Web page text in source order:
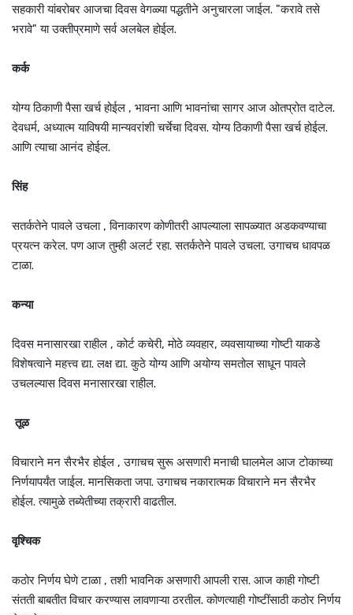
सहकारी यांबरोबर आजचा दिवस वेगळ्या पद्धतीने अनुचारला जाईल. "करावे तसे
भरावे" या उक्तीप्रमाणे सर्व अलबेल होईल.
कर्क
योग्य ठिकाणी पैसा खर्च होईल , भावना आणि भावनांचा सागर आज ओतप्रोत दाटेल.
देवधर्म, अध्यात्म याविषयी मान्यवरांशी चर्चेचा दिवस. योग्य ठिकाणी पैसा खर्च होईल.
आणि त्याचा आनंद होईल.
सिंह
सतर्कतेने पावले उचला , विनाकारण कोणीतरी आपल्याला सापळ्यात अडकवण्याचा
प्रयत्न करेल. पण आज तुम्ही अलर्ट रहा. सतर्कतेने पावले उचला. उगाचच धावपळ
टाळा.
कन्या
दिवस मनासारखा राहील , कोर्ट कचेरी, मोठे व्यवहार, व्यवसायाच्या गोष्टी याकडे
विशेषत्वाने महत्त्व द्या. लक्ष द्या. कुठे योग्य आणि अयोग्य समतोल साधून पावले
उचलल्यास दिवस मनासारखा राहील.
तूळ
विचाराने मन सैरभैर होईल , उगाचच सुरू असणारी मनाची घालमेल आज टोकाच्या
निर्णयापर्यंत जाईल. मानसिकता जपा. उगाचच नकारात्मक विचाराने मन सैरभैर
होईल. त्यामुळे तब्येतीच्या तक्रारी वाढतील.
वृश्चिक
कठोर निर्णय घेणे टाळा , तशी भावनिक असणारी आपली रास. आज काही गोष्टी
संतती बाबतीत विचार करण्यास लावणाऱ्या ठरतील. कोणत्याही गोष्टींसाठी कठोर निर्णय